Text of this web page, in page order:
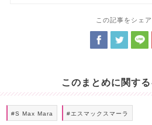
この記事をシェ
このまとめに関す
#S Max Mara #エスマックスマーラ